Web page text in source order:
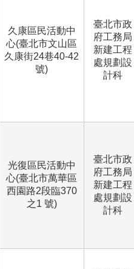
久康區民活動中
心(臺北市文山區
久康街24巷40-42
號)
臺北市政
府工務局
新建工程
處規劃設
計科
光復區民活動中
心(臺北市萬華區
西園路2段臨370
之1 號)
臺北市政
府工務局
新建工程
處規劃設
計科